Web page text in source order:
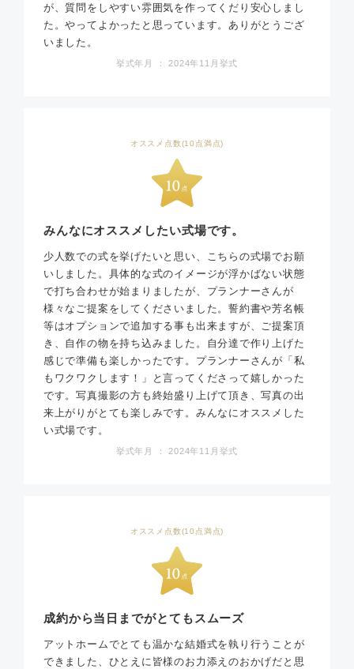
が、質問をしやすい雰囲気を作ってくだり安心しまし
た。やってよかったと思っています。ありがとうござ
いました。
挙式年月 ： 2024年11月挙式
オススメ点数(10点満点)
みんなにオススメしたい式場です。
少人数での式を挙げたいと思い、こちらの式場でお願
いしました。具体的な式のイメージが浮かばない状態
で打ち合わせが始まりましたが、プランナーさんが
様々なご提案をしてくださいました。誓約書や芳名帳
等はオプションで追加する事も出来ますが、ご提案頂
き、自作の物を持ち込みました。自分達で作り上げた
感じで準備も楽しかったです。プランナーさんが「私
もワクワクします！」と言ってくださって嬉しかった
です。写真撮影の方も終始盛り上げて頂き、写真の出
来上がりがとても楽しみです。みんなにオススメした
い式場です。
挙式年月 ： 2024年11月挙式
オススメ点数(10点満点)
成約から当日までがとてもスムーズ
アットホームでとても温かな結婚式を執り行うことが
できました、ひとえに皆様のお力添えのおかげだと思